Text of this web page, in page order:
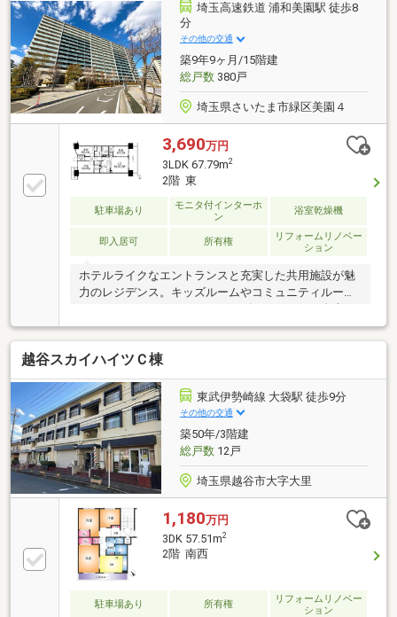
埼玉高速鉄道 浦和美園駅 徒歩8
分
その他の交通
築9年9ヶ月/15階建
総戸数380戸
埼玉県さいたま市緑区美園４
3,690万円
3LDK 67.79m2
2階 東
駐車場あり
モニタ付インターホ
ン
浴室乾燥機
即入居可 所有権
リフォームリノベー
ション
ホテルライクなエントランスと充実した共用施設が魅
力のレジデンス。キッズルームやコミュニティルー
ム、スタディルーム、オーナーズルームなど、多彩な
共用施設が暮らしを豊かに彩ります。目の前には緑豊
かな公園が広がり、子育てにも嬉しい住環境。始発駅
利用・東京メトロ南北線直通で都心へのアクセスも良
好です。■リフォーム済（2025年2月完了）■リフォー
ム内容：クロス張替、洗面・トイレCF張替■2階・綾瀬
川ビュー■ペット飼育可（細則あり）■アウトフレーム
工法◆見学予約・資料請求はお気軽にお問い合わせく
ださい。TEL：0120-259-422
越谷スカイハイツＣ棟
東武伊勢崎線 大袋駅 徒歩9分
その他の交通
築50年/3階建
総戸数12戸
埼玉県越谷市大字大里
1,180万円
3DK 57.51m2
2階 南西
駐車場あり 所有権
リフォームリノベー
ション